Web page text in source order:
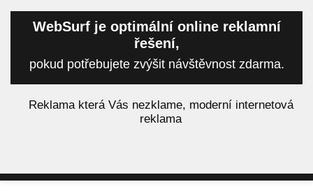
WebSurf je optimální online reklamní
řešení,
pokud potřebujete zvýšit návštěvnost zdarma.
Reklama která Vás nezklame, moderní internetová
reklama